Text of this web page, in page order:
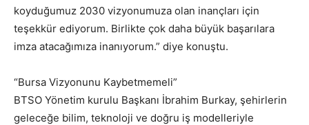
koyduğumuz 2030 vizyonumuza olan inançları için
teşekkür ediyorum. Birlikte çok daha büyük başarılara
imza atacağımıza inanıyorum.” diye konuştu.
“Bursa Vizyonunu Kaybetmemeli”
BTSO Yönetim kurulu Başkanı İbrahim Burkay, şehirlerin
geleceğe bilim, teknoloji ve doğru iş modelleriyle